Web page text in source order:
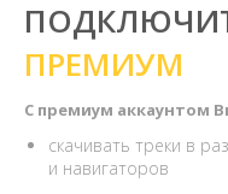
ПРЕМИУМ
С премиум аккаунтом
скачивать треки в
и навигаторов